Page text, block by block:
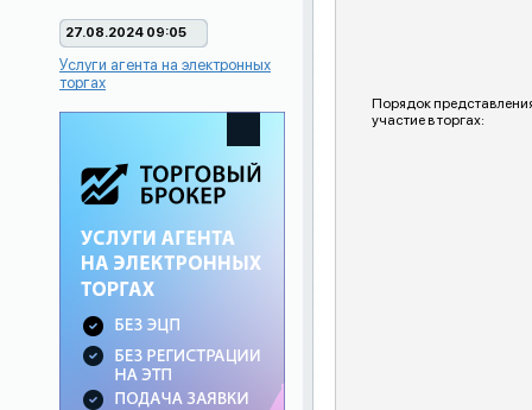
27.08.2024 09:05
Услуги агента на электронных
торгах
Порядок
участие в торгах: